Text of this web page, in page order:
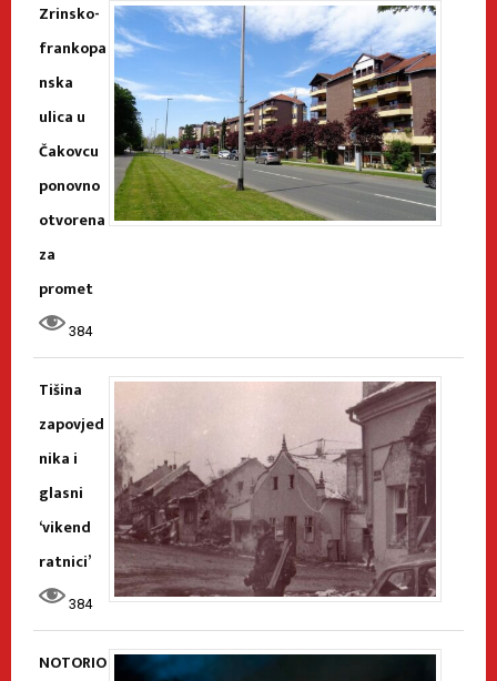
Zrinsko-
frankopa
nska
ulica u
Čakovcu
ponovno
otvorena
za
promet
384
Tišina
zapovjed
nika i
glasni
‘vikend
ratnici’
384
NOTORIO